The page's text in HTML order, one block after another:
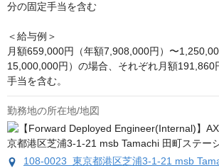
分の固定手当を含む
＜給与例＞
月額659,000円（年額7,908,000円）〜
15,000,000円）の場合、それぞれ月額191,860
手当を含む。
勤務地の所在地/地図
108-0023 東京都港区芝浦3-1-21 msb